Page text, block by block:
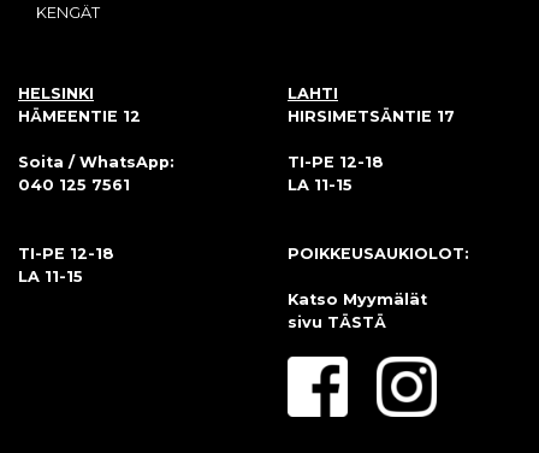
KENGÄT
HELSINKI
HÄMEENTIE 12
Soita / WhatsApp:
040 125 7561
TI-PE 12-18
LA 11-15
LAHTI
HIRSIMETSÄNTIE 17
TI-PE 12-18
LA 11-15
POIKKEUSAUKIOLOT:
Katso Myymälät
sivu TÄSTÄ